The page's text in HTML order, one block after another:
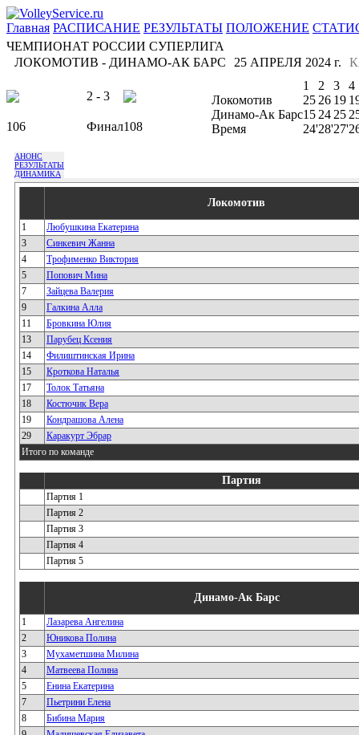
Главная РАСПИСАНИЕ РЕЗУЛЬТАТЫ ПОЛОЖЕНИЕ
ЧЕМПИОНАТ РОССИИ СУПЕРЛИГА
ЛОКОМОТИВ - ДИНАМО-АК БАРС
25 АПРЕЛЯ 2024 г.
2 - 3
106 Финал108
1 2 3
4
Локомотив
25 26 19
Динамо-Ак Барс15 24 25
Время
24'28'27'
АНОНС
РЕЗУЛЬТАТЫ
ДИНАМИКА
Локомотив
1
Любушкина Екатерина
3
Синкевич Жанна
4
Трофименко Виктория
5
Попович Мина
7
Зайцева Валерия
9
Галкина Алла
11
Бровкина Юлия
13
Парубец Ксения
14
Филиштинская Ирина
15
Кроткова Наталья
17
Толок Татьяна
18
Костючик Вера
19
Кондрашова Алена
29
Каракурт Эбрар
Итого по команде
Партия
Партия 1
Партия 2
Партия 3
Партия 4
Партия 5
Динамо-Ак Барс
1
Лазарева Ангелина
2
Юникова Полина
3
Мухаметшина Милина
4
Матвеева Полина
5
Енина Екатерина
7
Пьетрини Елена
8
Бибина Мария